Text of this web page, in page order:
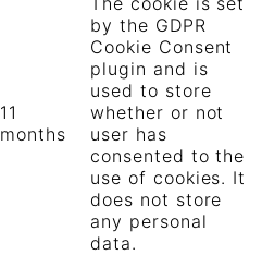
11
months
by the GDPR
Cookie Consent
plugin and is
used to store
whether or not
user has
consented to the
use of cookies. It
does not store
any personal
data.